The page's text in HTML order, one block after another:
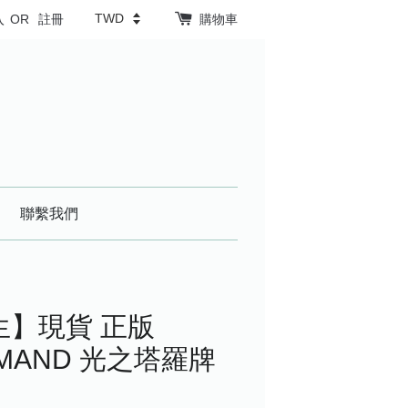
OR 註冊 購物車
聯繫我們
】現貨 正版
光之塔羅牌